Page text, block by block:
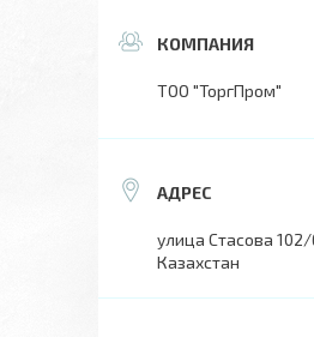
ТОО "ТоргПром"
улица Стасова
Казахстан